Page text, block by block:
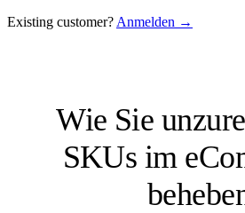
Existing customer? Anmelden →
Wie Sie
SKUs im